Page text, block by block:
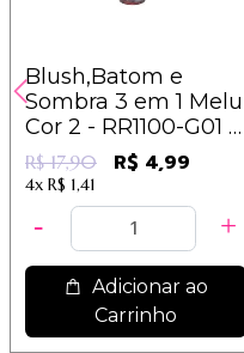
Blush,Batom e
Sombra 3 em 1 Melu
Cor 2 - RR1100-G01 -
Ruby Rose - Sem
Troca
R$ 17,90 R$ 4,99
4x R$ 1,41
Adicionar ao
Carrinho